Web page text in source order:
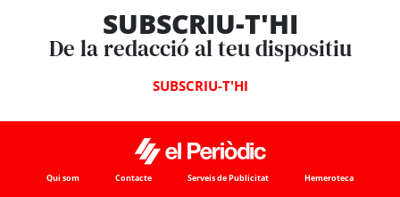
SUBSCRIU-T'HI
De la redacció al teu dispositiu
SUBSCRIU-T'HI
Qui som Contacte Serveis de Publicitat Hemeroteca